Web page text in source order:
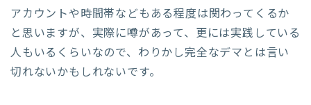
アカウントや時間帯などもある程度は関わってくるか
と思いますが、実際に噂があって、更には実践している
人もいるくらいなので、わりかし完全なデマとは言い
切れないかもしれないです。